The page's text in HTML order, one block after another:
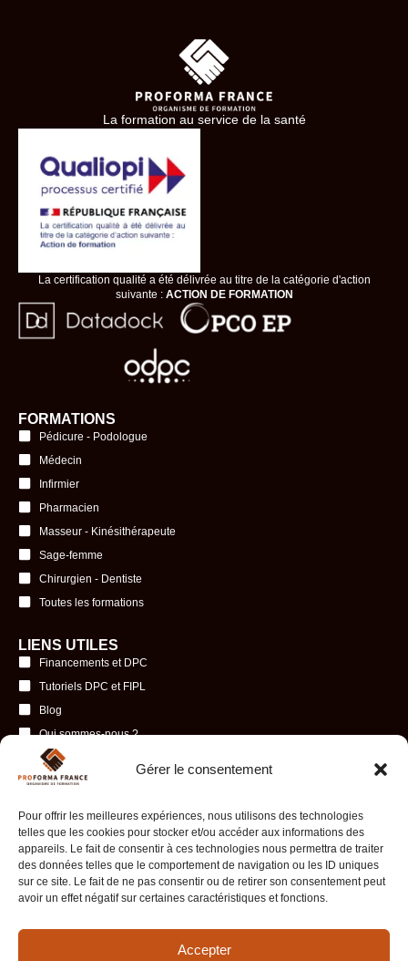
Gérer le consentement
Pour offrir les meilleures expériences, nous utilisons des technologies
telles que les cookies pour stocker et/ou accéder aux informations des
appareils. Le fait de consentir à ces technologies nous permettra de traiter
des données telles que le comportement de navigation ou les ID uniques
sur ce site. Le fait de ne pas consentir ou de retirer son consentement peut
avoir un effet négatif sur certaines caractéristiques et fonctions.
Accepter
La formation au service de la santé
La certification qualité a été délivrée au titre de la catégorie d'action
suivante : ACTION DE FORMATION
FORMATIONS
Pédicure - Podologue
Médecin
Infirmier
Pharmacien
Masseur - Kinésithérapeute
Sage-femme
Chirurgien - Dentiste
Toutes les formations
LIENS UTILES
Financements et DPC
Tutoriels DPC et FIPL
Blog
Qui sommes-nous ?
Se faire rappeler
Prendre rendez-vous
Mentions légales
INFORMATIONS ET CONTACT
11 Rue Petit Chantier, 13007 Marseille